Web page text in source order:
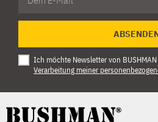
Ich möchte Newsletter von
Verarbeitung meiner